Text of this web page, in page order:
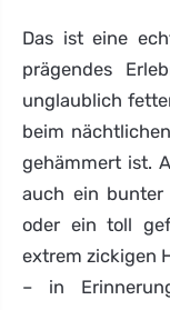
Das ist eine
prägendes
unglaublich
beim
gehämmert ist.
auch ein bunter
oder ein toll
extrem zickigen
– in